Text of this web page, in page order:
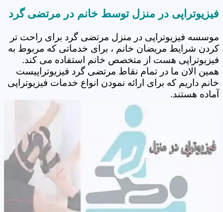
فیزیوتراپی در منزل توسط خانم در مرتضی گرد‎
موسسه فیزیوتراپی در منزل مرتضی گرد‎ برای راحت تر
کردن شرایط مریضان خانم ، برای خدماتی که مربوط به
فیزیوتراپی هست از متخصص خانم استفاده می کند.
همین الان ما در تمام نقاط مرتضی گرد‎ فیزیوتراپیست
خانم داریم که برای ارائه نمودن انواع خدمات فیزیوتراپی
آماده هستند.